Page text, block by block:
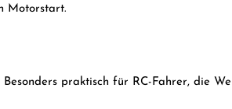
Motorstart.
praktisch für RC-Fahrer, die